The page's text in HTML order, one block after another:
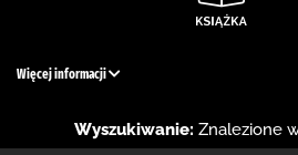
Więcej informacji
Wyszukiwanie: Znalezione